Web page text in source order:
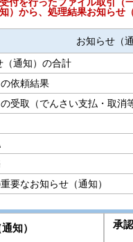
付を行ったファイル取引（
）から、処理結果お知らせ
お知らせ（通
（通知）の合計
依頼結果
取（でんさい支払・取消等
なお知らせ（通知）
知） 承